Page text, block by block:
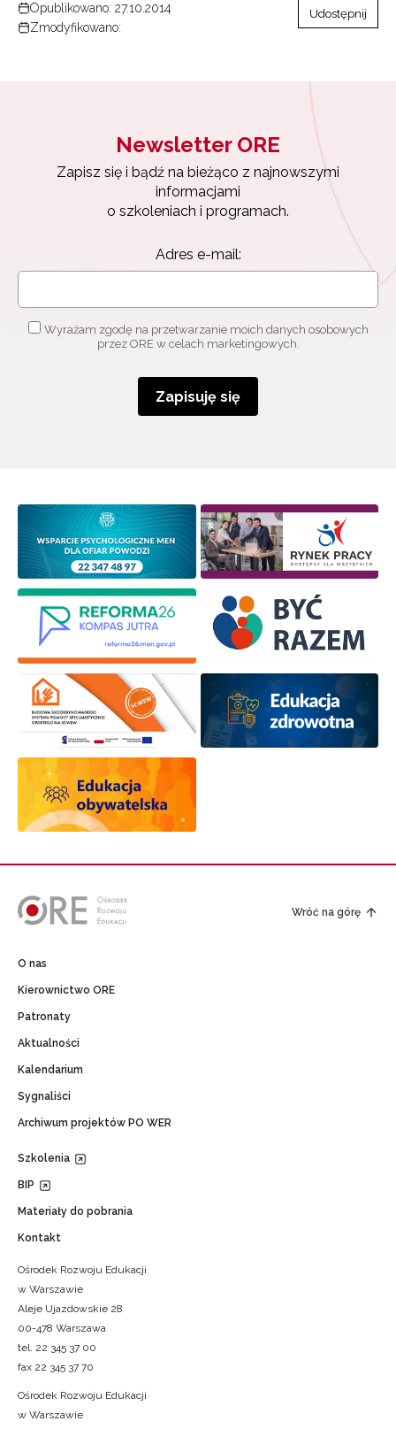
Opublikowano: 27.10.2014
Zmodyfikowano:
Udostępnij
Newsletter ORE
Zapisz się i bądź na bieżąco z najnowszymi
informacjami
o szkoleniach i programach.
Adres e-mail:
Wyrażam zgodę na przetwarzanie moich danych osobowych
przez ORE w celach marketingowych.
Zapisuję się
Wróć na górę
O nas
Kierownictwo ORE
Patronaty
Aktualności
Kalendarium
Sygnaliści
Archiwum projektów PO WER
Szkolenia
BIP
Materiały do pobrania
Kontakt
Ośrodek Rozwoju Edukacji
w Warszawie
Aleje Ujazdowskie 28
00-478 Warszawa
tel. 22 345 37 00
fax 22 345 37 70
Ośrodek Rozwoju Edukacji
w Warszawie
o szkoleniach i programach.